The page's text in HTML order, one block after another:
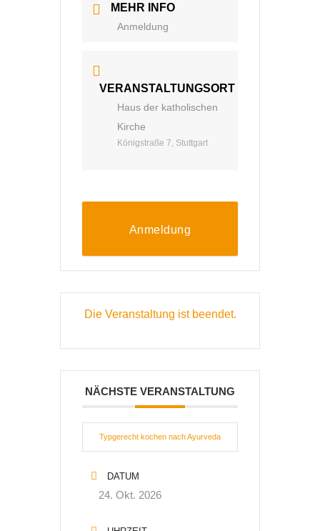
MEHR INFO
Anmeldung
VERANSTALTUNGSORT
Haus der katholischen
Kirche
Königstraße 7, Stuttgart
Anmeldung
Die Veranstaltung ist beendet.
NÄCHSTE VERANSTALTUNG
Typgerecht kochen nach Ayurveda
DATUM
24. Okt. 2026